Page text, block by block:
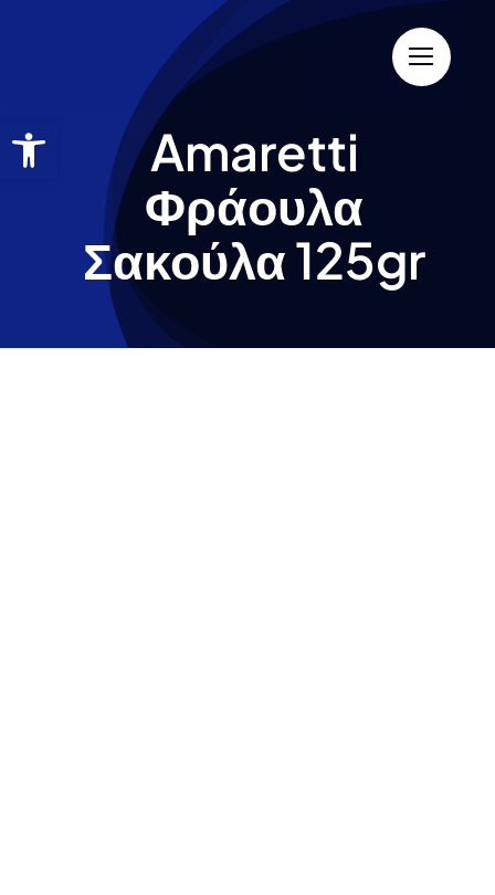
Amaretti
Φράουλα
Σακούλα 125gr